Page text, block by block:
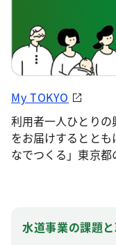
My TOKYO
利用者一人ひとり
をお届けするとと
なでつくる」東京都
水道事業の課題